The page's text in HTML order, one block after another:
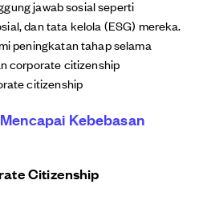
jawab sosial seperti
dan tata kelola (ESG) mereka.
peningkatan tahap selama
corporate citizenship
citizenship
Kebebasan
Citizenship